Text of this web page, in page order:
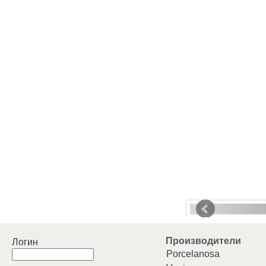
Логин
Производители
Porcelanosa